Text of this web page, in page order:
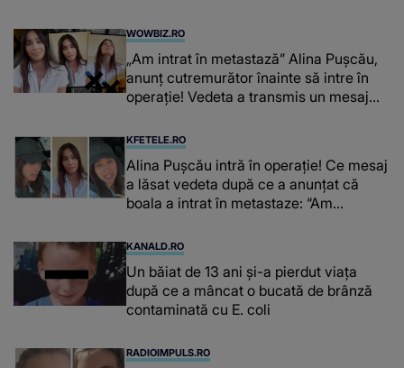
WOWBIZ.RO
„Am intrat în metastază” Alina Pușcău,
anunț cutremurător înainte să intre în
operație! Vedeta a transmis un mesaj
KFETELE.RO
Alina Pușcău intră în operație! Ce mesaj
a lăsat vedeta după ce a anunțat că
boala a intrat în metastaze: “Am
KANALD.RO
Un băiat de 13 ani și-a pierdut viața
după ce a mâncat o bucată de brânză
contaminată cu E. coli
RADIOIMPULS.RO